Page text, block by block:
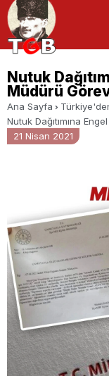
Nutuk
Müdürü
Ana Sayfa
Nutuk Dağıtımına
21 Nisan 2021